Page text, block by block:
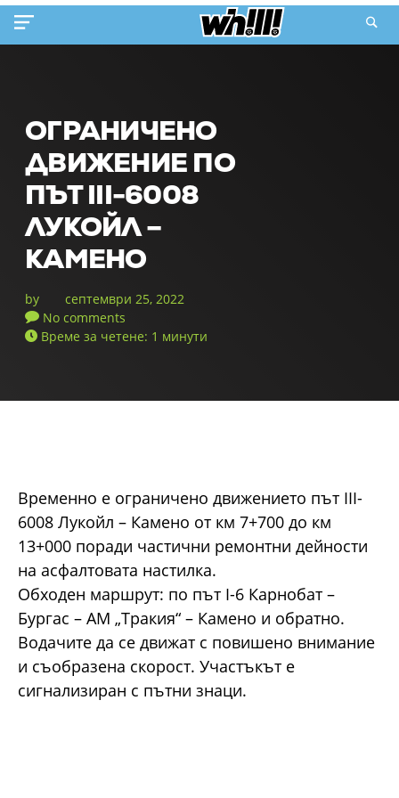
ОГРАНИЧЕНО
ДВИЖЕНИЕ ПО
ПЪТ III-6008
ЛУКОЙЛ –
КАМЕНО
by
септември 25, 2022
No comments
Време за четене: 1 минути
Временно е ограничено движението път III-
6008 Лукойл – Камено от км 7+700 до км
13+000 поради частични ремонтни дейности
на асфалтовата настилка.
Обходен маршрут: по път I-6 Карнобат –
Бургас – АМ „Тракия“ – Камено и обратно.
Водачите да се движат с повишено внимание
и съобразена скорост. Участъкът е
сигнализиран с пътни знаци.